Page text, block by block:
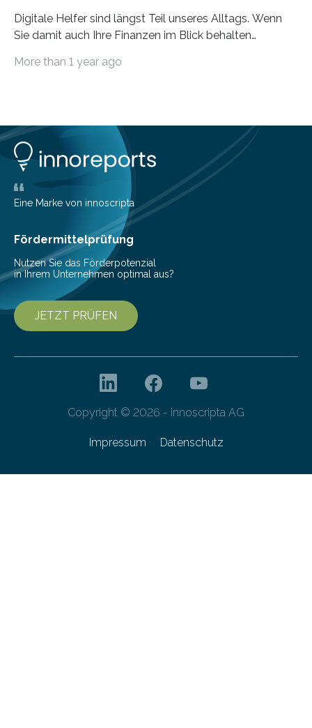
Digitale Helfer sind längst Teil unseres Alltags. Wenn
Sie damit auch Ihre Finanzen im Blick behalten
die genau das ermöglichen: Sie helfen Ihnen, Ausgaben
Lösungen interessieren. 1. Multibanking-Tools: Alle
Konten auf einen Blick Viele Banken bieten bereits in
ihrem Online-Banking eine Multibanking-Funktion an,
mit der sich Konten bei anderen Banken…
More than 1 year ago
Eine Marke von innoscripta
Fördermittelprüfung
Nutzen Sie das Förderpotenzial
in Ihrem Unternehmen optimal aus?
JETZT PRÜFEN
Copyright © 2026 - innoscripta AG
Impressum Datenschutz